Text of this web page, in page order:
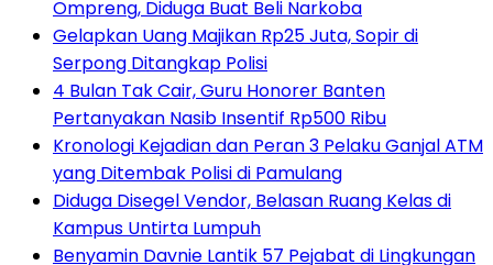
Ompreng, Diduga Buat Beli Narkoba
Gelapkan Uang Majikan Rp25 Juta, Sopir di
Serpong Ditangkap Polisi
4 Bulan Tak Cair, Guru Honorer Banten
Pertanyakan Nasib Insentif Rp500 Ribu
Kronologi Kejadian dan Peran 3 Pelaku Ganjal ATM
yang Ditembak Polisi di Pamulang
Diduga Disegel Vendor, Belasan Ruang Kelas di
Kampus Untirta Lumpuh
Benyamin Davnie Lantik 57 Pejabat di Lingkungan